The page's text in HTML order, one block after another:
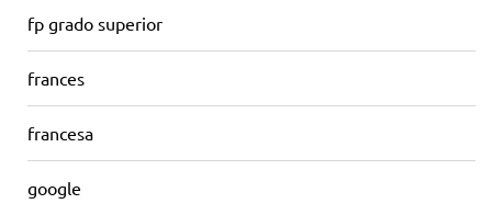
fp grado superior
frances
francesa
google